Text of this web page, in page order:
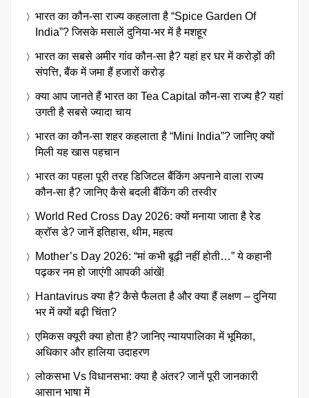
भारत का कौन-सा राज्य कहलाता है “Spice Garden Of
India”? जिसके मसालें दुनिया-भर में है मशहूर
भारत का सबसे अमीर गांव कौन-सा है? यहां हर घर में करोड़ों की
संपत्ति, बैंक में जमा हैं हजारों करोड़
क्या आप जानते हैं भारत का Tea Capital कौन-सा राज्य है? यहां
उगती है सबसे ज्यादा चाय
भारत का कौन-सा शहर कहलाता है “Mini India”? जानिए क्यों
मिली यह खास पहचान
भारत का पहला पूरी तरह डिजिटल बैंकिंग अपनाने वाला राज्य
कौन-सा है? जानिए कैसे बदली बैंकिंग की तस्वीर
World Red Cross Day 2026: क्यों मनाया जाता है रेड
क्रॉस डे? जानें इतिहास, थीम, महत्व
Mother’s Day 2026: “मां कभी बूढ़ी नहीं होती…” ये कहानी
पढ़कर नम हो जाएंगी आपकी आंखें!
Hantavirus क्या है? कैसे फैलता है और क्या हैं लक्षण – दुनिया
भर में क्यों बढ़ी चिंता?
एमिकस क्यूरी क्या होता है? जानिए न्यायपालिका में भूमिका,
अधिकार और हालिया उदाहरण
लोकसभा Vs विधानसभा: क्या है अंतर? जानें पूरी जानकारी
आसान भाषा में